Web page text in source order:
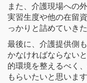
また、介護現場への
実習生度や他の在留
っかりと詰めていき
最後に、介護提供側
かなければならない
的環境を整えるべく
もらいたいと思います